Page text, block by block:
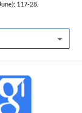
117-28.